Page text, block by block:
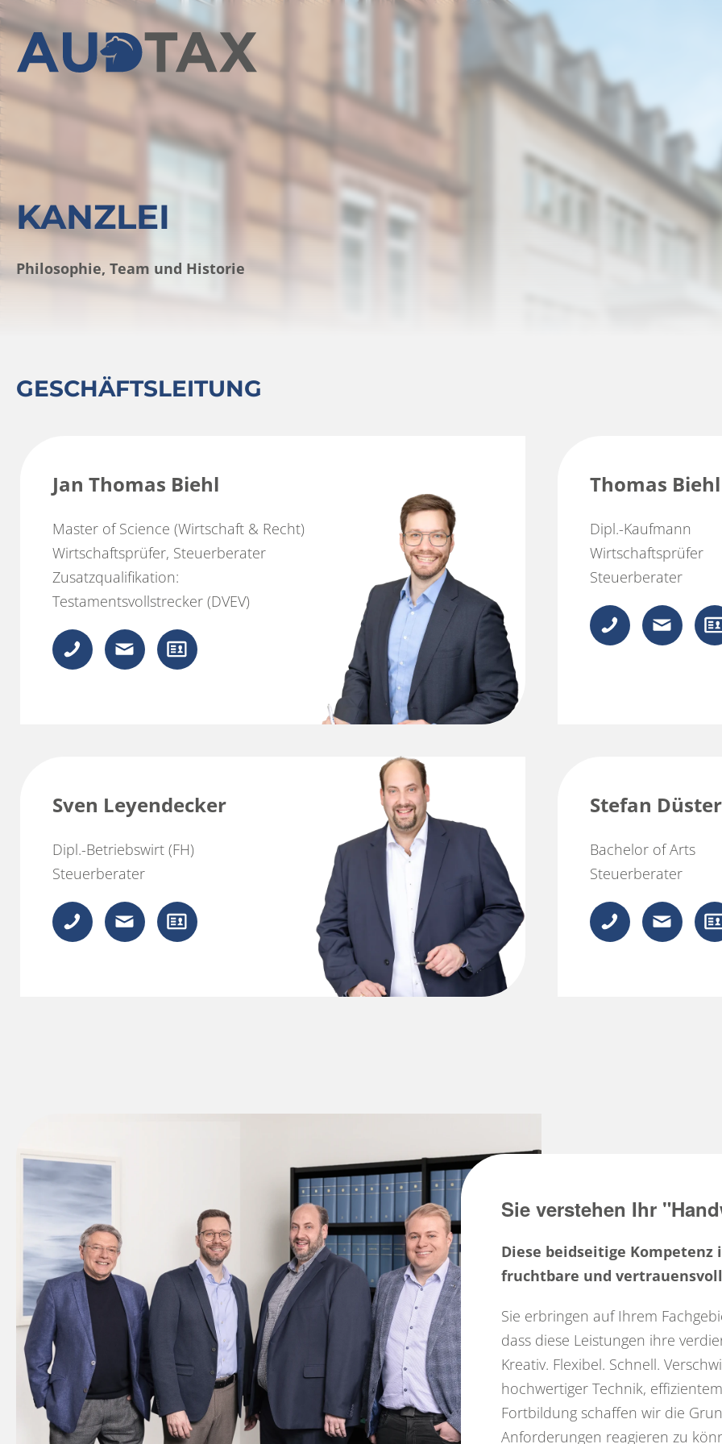
KANZLEI
Philosophie, Team und Historie
GESCHÄFTSLEITUNG
Jan Thomas Biehl
Master of Science (Wirtschaft & Recht)
Wirtschaftsprüfer, Steuerberater
Zusatzqualifikation:
Testamentsvollstrecker (DVEV)
Thomas Biehl
Dipl.-Kaufmann
Wirtschaftsprüfer
Steuerberater
Sven Leyendecker
Dipl.-Betriebswirt (FH)
Steuerberater
Stefan
Bachelor of Arts
Steuerberater
Sie verstehen Ihr
Diese beidseitige
fruchtbare und
Sie erbringen auf Ihrem
dass diese Leistungen ihre
Kreativ. Flexibel. Schnell.
hochwertiger Technik,
Fortbildung schaffen wir die
Anforderungen reagieren zu